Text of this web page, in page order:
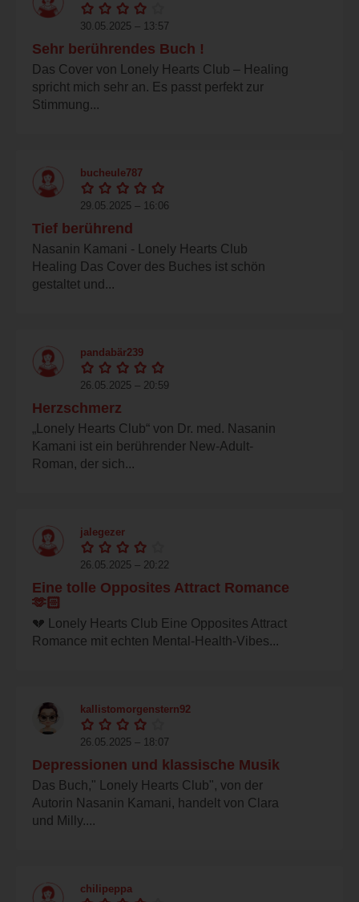
30.05.2025 – 13:57
Sehr berührendes Buch !
Das Cover von Lonely Hearts Club – Healing
spricht mich sehr an. Es passt perfekt zur
Stimmung...
bucheule787
29.05.2025 – 16:06
Tief berührend
Nasanin Kamani - Lonely Hearts Club
Healing Das Cover des Buches ist schön
gestaltet und...
pandabär239
26.05.2025 – 20:59
Herzschmerz
„Lonely Hearts Club“ von Dr. med. Nasanin
Kamani ist ein berührender New-Adult-
Roman, der sich...
jalegezer
26.05.2025 – 20:22
Eine tolle Opposites Attract Romance
🫶🏻
💔 Lonely Hearts Club Eine Opposites Attract
Romance mit echten Mental-Health-Vibes...
kallistomorgenstern92
26.05.2025 – 18:07
Depressionen und klassische Musik
Das Buch," Lonely Hearts Club", von der
Autorin Nasanin Kamani, handelt von Clara
und Milly....
chilipeppa